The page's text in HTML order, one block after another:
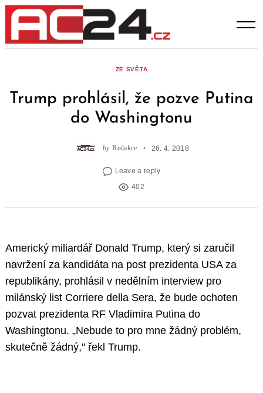
Skip
content
ZE SVĚTA
Trump prohlásil, že pozve Putina
do Washingtonu
by Redakce 26. 4. 2018
Leave a reply
402
Americký miliardář Donald Trump, který si zaručil
navržení za kandidáta na post prezidenta USA za
republikány, prohlásil v nedělním interview pro
milánský list Corriere della Sera, že bude ochoten
pozvat prezidenta RF Vladimira Putina do
Washingtonu. „Nebude to pro mne žádný problém,
skutečně žádný," řekl Trump.